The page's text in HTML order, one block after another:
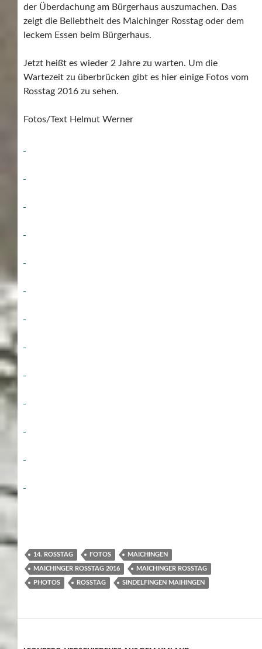
der Überdachung am Bürgerhaus auszumachen. Das
zeigt die Beliebtheit des Maichinger Rosstag oder dem
leckem Essen beim Bürgerhaus.
Jetzt heißt es wieder 2 Jahre zu warten. Um die
Wartezeit zu überbrücken gibt es hier einige Fotos vom
Rosstag 2016 zu sehen.
Fotos/Text Helmut Werner
14. ROSSTAG FOTOS MAICHINGEN
MAICHINGER ROSSTAG 2016 MAICHINGER ROSSTAG
PHOTOS ROSSTAG SINDELFINGEN MAIHINGEN